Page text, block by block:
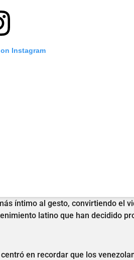
Instagram
íntimo al gesto, convirtiendo el
latino que han decidido
en recordar que los